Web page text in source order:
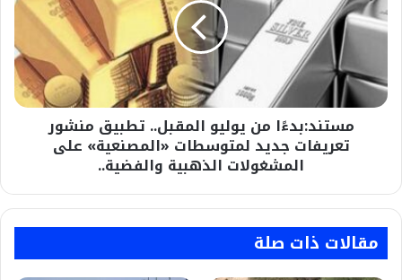
المقبل..
تطبيق
تعريفات
جديد
لمتوسطات
«المصنعية»
المشغولات
والفضية..
مستند:بدءًا من يوليو المقبل.. تطبيق منشور
تعريفات جديد لمتوسطات «المصنعية» على
المشغولات الذهبية والفضية..
مقالات ذات صلة